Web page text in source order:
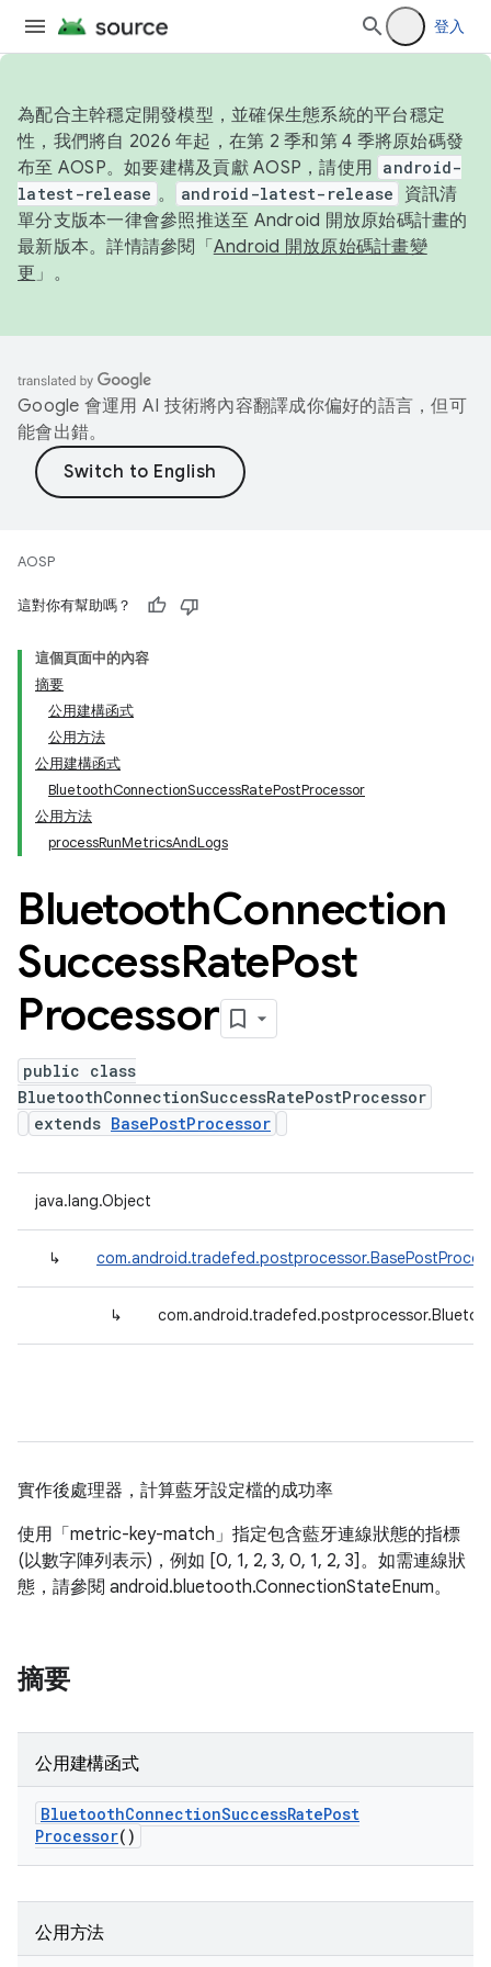
登入
為配合主幹穩定開發模型，並確保生態系統的平台穩定
性，我們將自 2026 年起，在第 2 季和第 4 季將原始碼發
布至 AOSP。如要建構及貢獻 AOSP，請使用 android-
latest-release 。 android-latest-release
資訊清
單分支版本一律會參照推送至 Android 開放原始碼計畫的
最新版本。詳情請參閱「 Android 開放原始碼計畫變
更 」。
Google 會運用 AI 技術將內容翻譯成你偏好的語言，但可
能會出錯。
AOSP
這對你有幫助嗎？
這個頁面中的內容
摘要
公用建構函式
公用方法
公用建構函式
BluetoothConnectionSuccessRatePostProcessor
公用方法
processRunMetricsAndLogs
BluetoothConnection
SuccessRatePost
Processor
public class
BluetoothConnectionSuccessRatePostProcessor
extends BasePostProcessor
java.lang.Object
↳
↳
實作後處理器，計算藍牙設定檔的成功率
使用「metric-key-match」指定包含藍牙連線狀態的指標
(以數字陣列表示)，例如 [0, 1, 2, 3, 0, 1, 2, 3]。如需連線狀
態，請參閱 android.bluetooth.ConnectionStateEnum。
摘要
公用建構函式
BluetoothConnectionSuccessRatePost
Processor()
公用方法